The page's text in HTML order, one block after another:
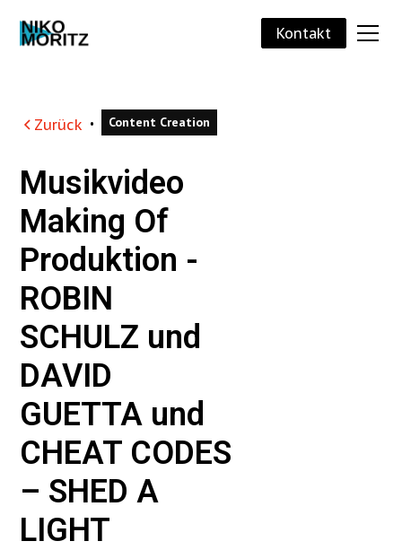
Kontakt
Zurück • Content Creation
Musikvideo
Making Of
Produktion -
ROBIN
SCHULZ und
DAVID
GUETTA und
CHEAT CODES
– SHED A
LIGHT